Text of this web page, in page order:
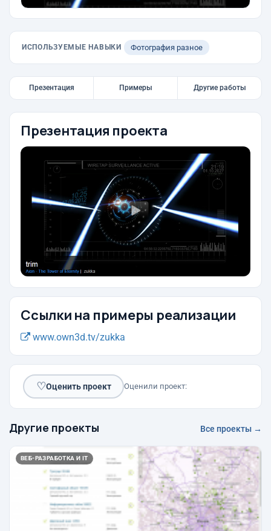
ИСПОЛЬЗУЕМЫЕ НАВЫКИ Фотография разное
Презентация Примеры Другие работы
Презентация проекта
Ссылки на примеры реализации
www.own3d.tv/zukka
♡Оценить проект Оценили проект:
Другие проекты Все проекты →
ВЕБ-РАЗРАБОТКА И IT